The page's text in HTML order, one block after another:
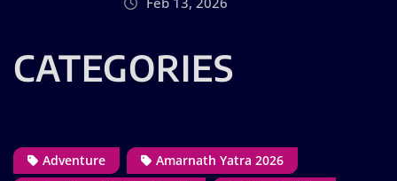
CATEGORIES
Adventure
Amarnath Yatra 2026